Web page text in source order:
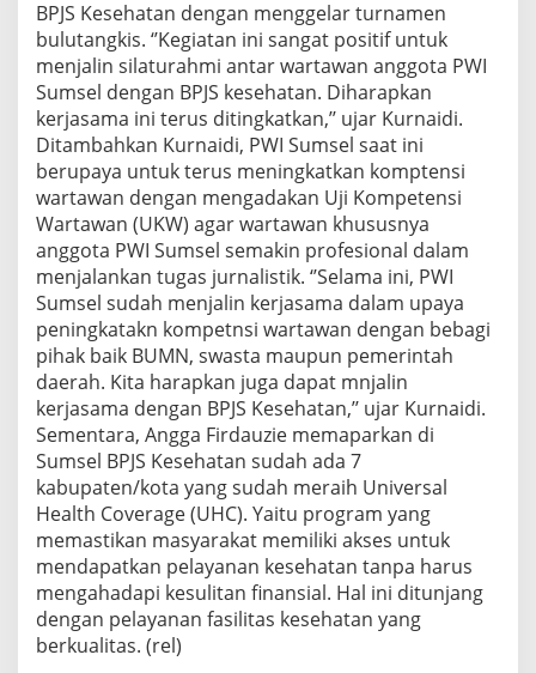
BPJS Kesehatan dengan menggelar turnamen
bulutangkis. ‘’Kegiatan ini sangat positif untuk
menjalin silaturahmi antar wartawan anggota PWI
Sumsel dengan BPJS kesehatan. Diharapkan
kerjasama ini terus ditingkatkan,’’ ujar Kurnaidi.
Ditambahkan Kurnaidi, PWI Sumsel saat ini
berupaya untuk terus meningkatkan komptensi
wartawan dengan mengadakan Uji Kompetensi
Wartawan (UKW) agar wartawan khususnya
anggota PWI Sumsel semakin profesional dalam
menjalankan tugas jurnalistik. ‘’Selama ini, PWI
Sumsel sudah menjalin kerjasama dalam upaya
peningkatakn kompetnsi wartawan dengan bebagi
pihak baik BUMN, swasta maupun pemerintah
daerah. Kita harapkan juga dapat mnjalin
kerjasama dengan BPJS Kesehatan,’’ ujar Kurnaidi.
Sementara, Angga Firdauzie memaparkan di
Sumsel BPJS Kesehatan sudah ada 7
kabupaten/kota yang sudah meraih Universal
Health Coverage (UHC). Yaitu program yang
memastikan masyarakat memiliki akses untuk
mendapatkan pelayanan kesehatan tanpa harus
mengahadapi kesulitan finansial. Hal ini ditunjang
dengan pelayanan fasilitas kesehatan yang
berkualitas. (rel)